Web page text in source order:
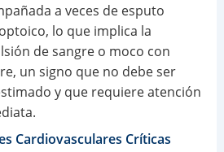
a veces de esputo
lo que implica la
de sangre o moco con
un signo que no debe ser
y que requiere atención
Cardiovasculares Críticas